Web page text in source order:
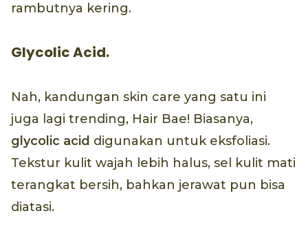
rambutnya kering.
Glycolic Acid.
Nah, kandungan skin care yang satu ini
juga lagi trending, Hair Bae! Biasanya,
glycolic acid digunakan untuk eksfoliasi.
Tekstur kulit wajah lebih halus, sel kulit mati
terangkat bersih, bahkan jerawat pun bisa
diatasi.